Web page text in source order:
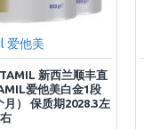
爱他美
新西兰顺丰直
爱他美白金1段
） 保质期2028.3左
右